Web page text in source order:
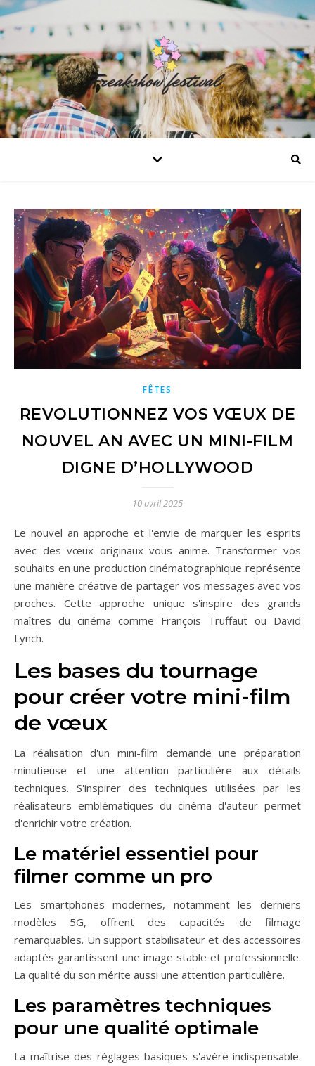
FÊTES
REVOLUTIONNEZ VOS VŒUX DE
NOUVEL AN AVEC UN MINI-FILM
DIGNE D’HOLLYWOOD
10 avril 2025
Le nouvel an approche et l'envie de marquer les esprits
avec des vœux originaux vous anime. Transformer vos
souhaits en une production cinématographique représente
une manière créative de partager vos messages avec vos
proches. Cette approche unique s'inspire des grands
maîtres du cinéma comme François Truffaut ou David
Lynch.
Les bases du tournage
pour créer votre mini-film
de vœux
La réalisation d'un mini-film demande une préparation
minutieuse et une attention particulière aux détails
techniques. S'inspirer des techniques utilisées par les
réalisateurs emblématiques du cinéma d'auteur permet
d'enrichir votre création.
Le matériel essentiel pour
filmer comme un pro
Les smartphones modernes, notamment les derniers
modèles 5G, offrent des capacités de filmage
remarquables. Un support stabilisateur et des accessoires
adaptés garantissent une image stable et professionnelle.
La qualité du son mérite aussi une attention particulière.
Les paramètres techniques
pour une qualité optimale
La maîtrise des réglages basiques s'avère indispensable.